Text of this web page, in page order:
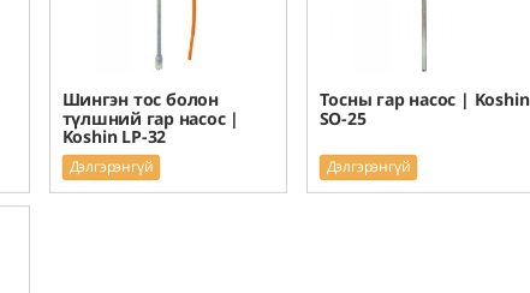
Шингэн тос болон
түлшний гар насос |
Koshin LP-32
Дэлгэрэнгүй
Тосны гар насос | Koshin
SO-25
Дэлгэрэнгүй